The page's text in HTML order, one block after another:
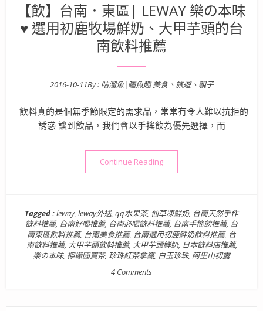
【飲】台南．東區| LEWAY 樂の本味
♥ 選用初鹿牧場鮮奶、大甲芋頭的台
南飲料推薦
Posted on
2016-10-11By : 咕溜魚|曬魚趣 美食、旅遊、親子
飲料真的是個無季節限定的需求品，常常有令人難以抗拒的
誘惑 談到飲品，我們會以手搖飲為優先選擇，而
Continue Reading“【飲】台南．東區| LEWAY
Tagged :leway, leway外送, qq水果茶, 仙草凍鮮奶, 台南天然手作
飲料推薦, 台南好喝推薦, 台南必喝飲料推薦, 台南手搖飲推薦, 台
南東區飲料推薦, 台南美食推薦, 台南選用初鹿鮮奶飲料推薦, 台
南飲料推薦, 大甲芋頭飲料推薦, 大甲芋頭鮮奶, 日本飲料店推薦,
樂の本味, 檸檬國寶茶, 珍珠紅茶拿鐵, 白玉珍珠, 阿里山初露
4 Comments